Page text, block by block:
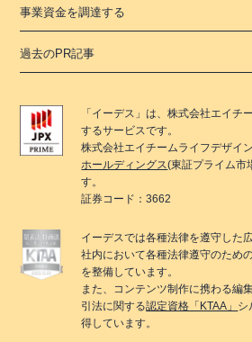
事業資金を調達する
過去のPR記事
「 イーデス 」は、株式会社エイチ
するサービスです。
株式会社エイチームライフデザイ
ホールディングス(東証プライム市
す。
証券コード：3662
イーデスでは各種法律を遵守した
社内において各種法律遵守のため
を整備しています。
また、コンテンツ制作に携わる編
引法に関する認定資格「KTAA」 シ
得しています。